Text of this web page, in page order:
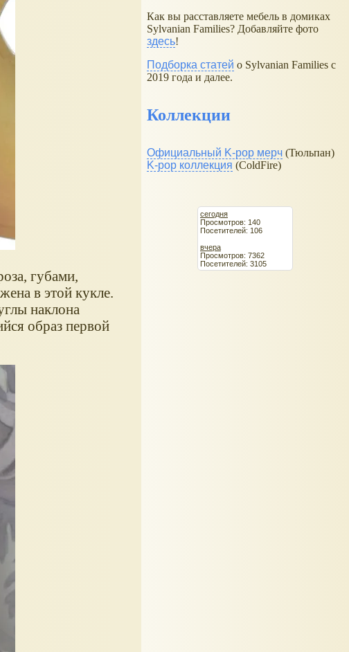
губами,
в этой кукле.
наклона
образ первой
Как вы расставляете мебель в домиках
Sylvanian Families? Добавляйте фото
здесь!
Подборка статей о Sylvanian Families с
2019 года и далее.
Коллекции
Официальный K-pop мерч (Тюльпан)
K-pop коллекция (ColdFire)
сегодня
Просмотров: 140
Посетителей: 106
вчера
Просмотров: 7362
Посетителей: 3105